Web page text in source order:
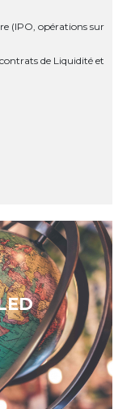
(IPO, opérations sur
de Liquidité et